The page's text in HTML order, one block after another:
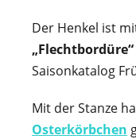
Der Henkel ist
„Flechtbordüre“
Saisonkatalog
Mit der Stanze
Osterkörbchen